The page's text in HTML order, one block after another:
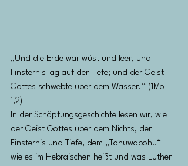
„Und die Erde war wüst und leer, und
Finsternis lag auf der Tiefe; und der Geist
Gottes schwebte über dem Wasser.“ (1Mo
1,2)
In der Schöpfungsgeschichte lesen wir, wie
der Geist Gottes über dem Nichts, der
Finsternis und Tiefe, dem „Tohuwabohu“
wie es im Hebräischen heißt und was Luther